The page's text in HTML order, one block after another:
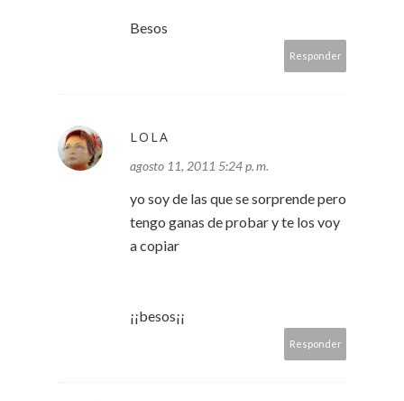
Besos
Responder
LOLA
agosto 11, 2011 5:24 p. m.
yo soy de las que se sorprende pero
tengo ganas de probar y te los voy
a copiar
¡¡besos¡¡
Responder